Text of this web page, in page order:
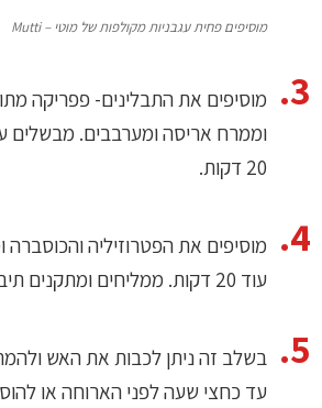
מוסיפים פחית עגבניות מקולפות של מוטי – Mutti
מוסיפים את התבלינים- פפריקה
וממרח אריסה ומערבבים. מבשלים
20 דקות.
מוסיפים את הפטרוזיליה
עוד 20 דקות. ממליחים ומתקנים תיבול אם צריך.
בשלב זה ניתן לכבות את האש
עד כחצי שעה לפני הארוחה או